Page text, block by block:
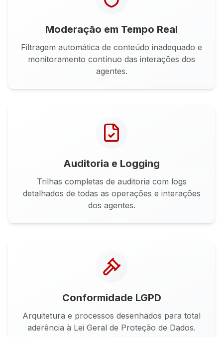
Moderação em Tempo Real
Filtragem automática de conteúdo inadequado e
monitoramento contínuo das interações dos
agentes.
Auditoria e Logging
Trilhas completas de auditoria com logs
detalhados de todas as operações e interações
dos agentes.
Conformidade LGPD
Arquitetura e processos desenhados para total
aderência à Lei Geral de Proteção de Dados.